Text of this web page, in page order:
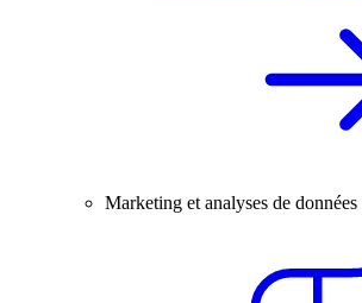
Marketing et analyses de données